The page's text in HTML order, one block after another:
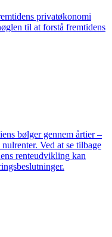
privatøkonomi
til at forstå fremtidens
bølger gennem årtier –
Ved at se tilbage
renteudvikling kan